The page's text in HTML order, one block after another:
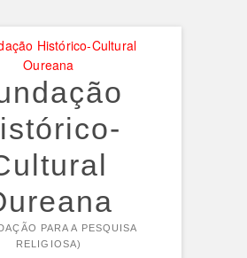
PARA A PESQUISA
RELIGIOSA)